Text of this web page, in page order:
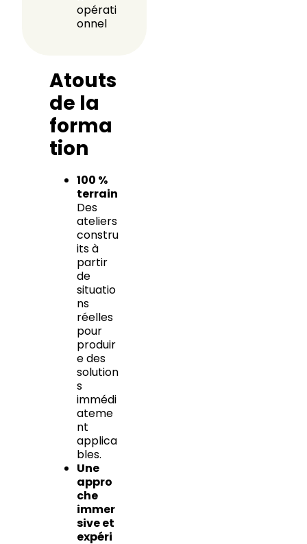
opérati
onnel
Atouts
de la
forma
tion
100 %
terrain
Des
ateliers
constru
its à
partir
de
situatio
ns
réelles
pour
produir
e des
solution
s
immédi
ateme
nt
applica
bles.
Une
appro
che
immer
sive et
expéri